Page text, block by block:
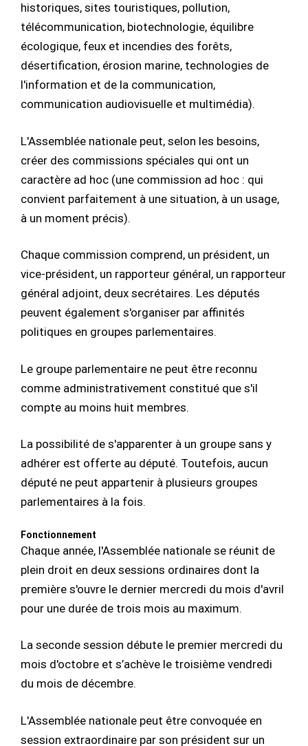
historiques, sites touristiques, pollution,
télécommunication, biotechnologie, équilibre
écologique, feux et incendies des forêts,
désertification, érosion marine, technologies de
l'information et de la communication,
communication audiovisuelle et multimédia).
L'Assemblée nationale peut, selon les besoins,
créer des commissions spéciales qui ont un
caractère ad hoc (une commission ad hoc : qui
convient parfaitement à une situation, à un usage,
à un moment précis).
Chaque commission comprend, un président, un
vice-président, un rapporteur général, un rapporteur
général adjoint, deux secrétaires. Les députés
peuvent également s'organiser par affinités
politiques en groupes parlementaires.
Le groupe parlementaire ne peut être reconnu
comme administrativement constitué que s'il
compte au moins huit membres.
La possibilité de s'apparenter à un groupe sans y
adhérer est offerte au député. Toutefois, aucun
député ne peut appartenir à plusieurs groupes
parlementaires à la fois.
Fonctionnement
Chaque année, l'Assemblée nationale se réunit de
plein droit en deux sessions ordinaires dont la
première s'ouvre le dernier mercredi du mois d'avril
pour une durée de trois mois au maximum.
La seconde session débute le premier mercredi du
mois d'octobre et s’achève le troisième vendredi
du mois de décembre.
L'Assemblée nationale peut être convoquée en
session extraordinaire par son président sur un